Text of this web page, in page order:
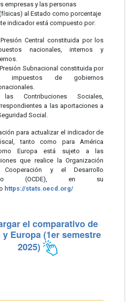
empresas y las personas
al Estado como porcentaje
indicador está compuesto por:
Central constituida por los
nacionales, internos y
Subnacional constituida por
impuestos de gobiernos
Contribuciones Sociales,
a las aportaciones a
Social.
para actualizar el indicador de
tanto como para América
Europa está sujeto a las
que realice la Organización
y el Desarrollo
(OCDE), en su
https://stats.oecd.org/
el comparativo de
y Europa (1er semestre
2025)